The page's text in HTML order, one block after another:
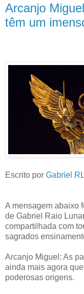
Arcanjo
têm um
Escrito por Gabriel RL
A mensagem abaixo
de Gabriel Raio
compartilhada com
sagrados
Arcanjo Miguel: As
ainda mais agora
poderosas origens.